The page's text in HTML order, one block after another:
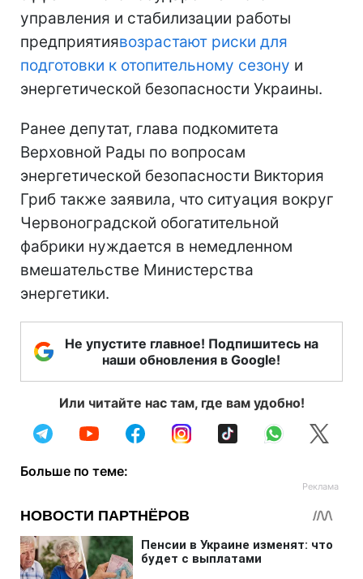
управления и стабилизации работы
предприятиявозрастают риски для
подготовки к отопительному сезону и
энергетической безопасности Украины.
Ранее депутат, глава подкомитета
Верховной Рады по вопросам
энергетической безопасности Виктория
Гриб также заявила, что ситуация вокруг
Червоноградской обогатительной
фабрики нуждается в немедленном
вмешательстве Министерства
энергетики.
Не упустите главное! Подпишитесь на
наши обновления в Google!
Или читайте нас там, где вам удобно!
Больше по теме: